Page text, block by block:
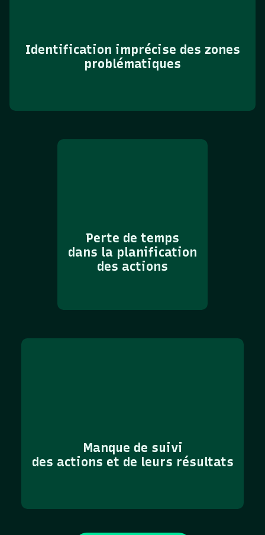
Identification imprécise des zones
problématiques
Perte de temps
dans la planification
des actions
Manque de suivi
des actions et de leurs résultats